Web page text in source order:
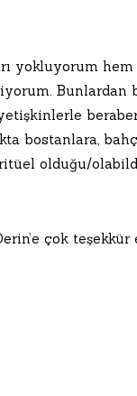
yokluyorum
Bunlardan
bostanlara,
olduğu/
çok teşekkür